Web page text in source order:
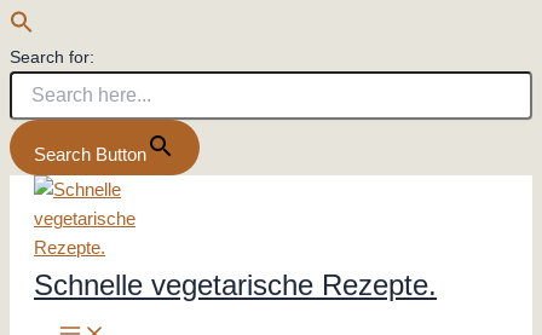
Search for:
Search Button
Zum
Inhalt
springen
Schnelle vegetarische Rezepte.